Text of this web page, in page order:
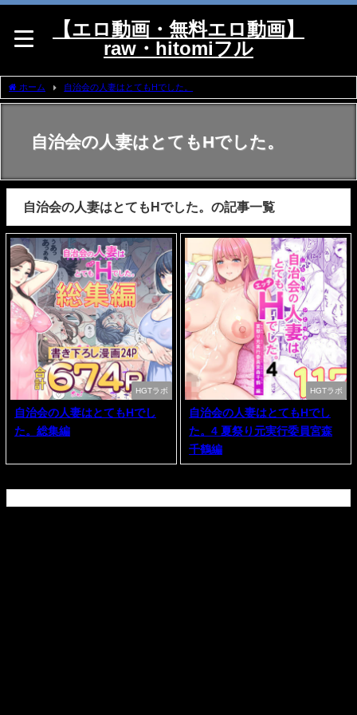
【エロ動画・無料エロ動画】
raw・hitomiフル
ホーム 自治会の人妻はとてもHでした。
自治会の人妻はとてもHでした。
自治会の人妻はとてもHでした。の記事一覧
HGTラボ
自治会の人妻はとてもHでし
た。総集編
HGTラボ
自治会の人妻はとてもHでし
た。4 夏祭り元実行委員宮森
千鶴編